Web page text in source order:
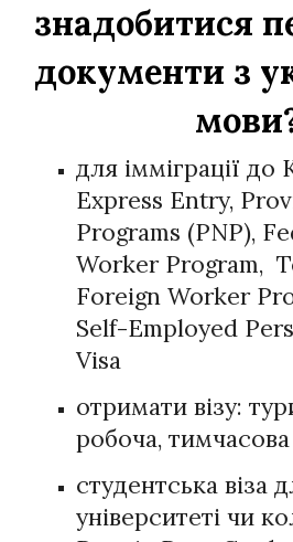
знадобитися
документи з
для імміграції до
Express Entry,
Programs (PNP),
Worker Program,
Foreign Worker
Self-Employed
Visa
отримати візу:
робоча, тимчасова
студентська віза
університеті чи